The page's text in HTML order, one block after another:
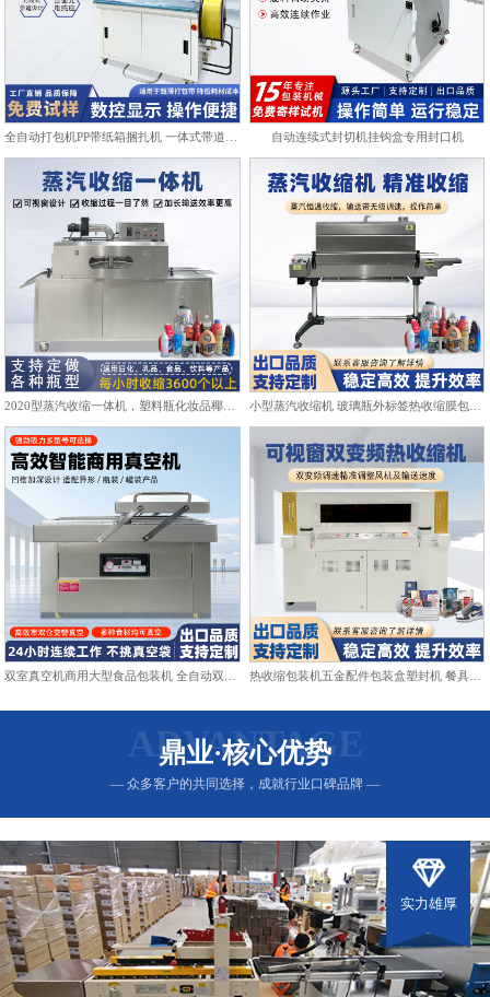
自动连续式封切机挂钩盒专用封口机
ADVANTAGE
鼎业·核心优势
— 众多客户的共同选择，成就行业口碑品牌 —
实力雄厚